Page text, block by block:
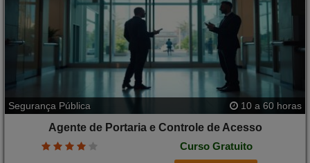
Segurança Pública 10 a 60 horas
Agente de Portaria e Controle de Acesso
Curso Gratuito